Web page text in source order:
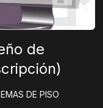
de
DE PISO